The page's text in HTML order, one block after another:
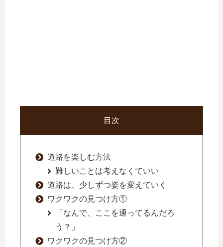
目次
道路を楽しむ方法
難しいことは考えなくていい
道路は、少しずつ姿を変えていく
ワクワクの見つけ方①
「なんで、ここを通ってるんだろ
う？」
ワクワクの見つけ方②